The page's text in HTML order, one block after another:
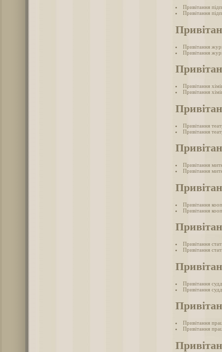
Привітання
Привітання
Привітання
Привітання
Привітання
Привітання
Привітання
Привітання
Привітання
Привітання
Привітання
Привітання
Привітання
Привітання
Привітання
Привітання
Привітання
Привітання